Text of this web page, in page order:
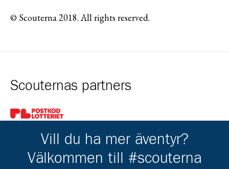
© Scouterna 2018. All rights reserved.
Scouternas partners
Gå till pl_50
Vill du ha mer äventyr?
Välkommen till #scouterna